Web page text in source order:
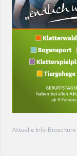
Aktuelle Info-Broschüre